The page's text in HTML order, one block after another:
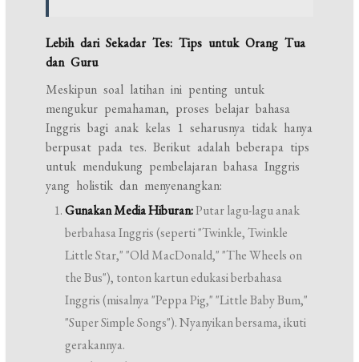
Lebih dari Sekadar Tes: Tips untuk Orang Tua
dan Guru
Meskipun soal latihan ini penting untuk
mengukur pemahaman, proses belajar bahasa
Inggris bagi anak kelas 1 seharusnya tidak hanya
berpusat pada tes. Berikut adalah beberapa tips
untuk mendukung pembelajaran bahasa Inggris
yang holistik dan menyenangkan:
Gunakan Media Hiburan:Putar lagu-lagu anak
berbahasa Inggris (seperti "Twinkle, Twinkle
Little Star," "Old MacDonald," "The Wheels on
the Bus"), tonton kartun edukasi berbahasa
Inggris (misalnya "Peppa Pig," "Little Baby Bum,"
"Super Simple Songs"). Nyanyikan bersama, ikuti
gerakannya.